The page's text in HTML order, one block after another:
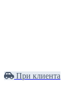
При клиента